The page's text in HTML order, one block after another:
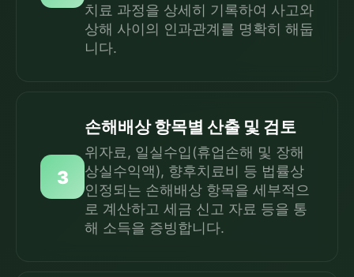
치료 과정을 상세히 기록하여 사고와
상해 사이의 인과관계를 명확히 해둡
니다.
3
손해배상 항목별 산출 및 검토
위자료, 일실수입(휴업손해 및 장해
상실수익액), 향후치료비 등 법률상
인정되는 손해배상 항목을 세부적으
로 계산하고 세금 신고 자료 등을 통
해 소득을 증빙합니다.